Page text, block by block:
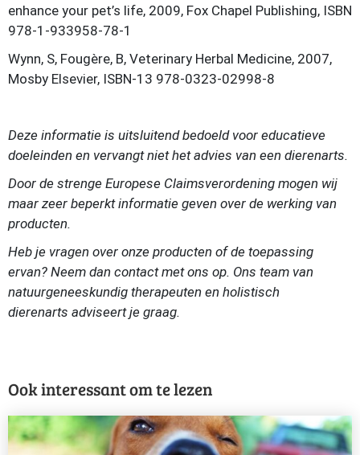
enhance your pet’s life, 2009, Fox Chapel Publishing, ISBN
978-1-933958-78-1
Wynn, S, Fougère, B, Veterinary Herbal Medicine, 2007,
Mosby Elsevier, ISBN-13 978-0323-02998-8
Deze informatie is uitsluitend bedoeld voor educatieve
doeleinden en vervangt niet het advies van een dierenarts.
Door de strenge Europese Claimsverordening mogen wij
maar zeer beperkt informatie geven over de werking van
producten.
Heb je vragen over onze producten of de toepassing
ervan? Neem dan contact met ons op. Ons team van
natuurgeneeskundig therapeuten en holistisch
dierenarts adviseert je graag.
Ook interessant om te lezen